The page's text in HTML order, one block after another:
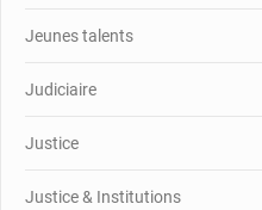
Jeunes talents
Judiciaire
Justice
Justice & Institutions